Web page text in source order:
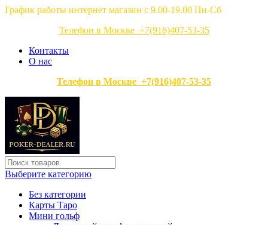
График работы интернет магазин с 9.00-19.00 Пн-Сб
Телефон в Москве +7(916)407-53-35
Контакты
О нас
Телефон в Москве +7(916)407-53-35
Выберите категорию
Без категории
Карты Таро
Мини гольф